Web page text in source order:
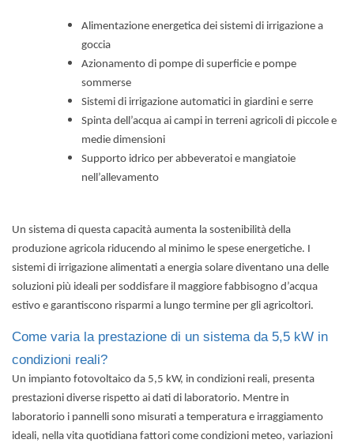
Alimentazione energetica dei sistemi di irrigazione a
goccia
Azionamento di pompe di superficie e pompe
sommerse
Sistemi di irrigazione automatici in giardini e serre
Spinta dell’acqua ai campi in terreni agricoli di piccole e
medie dimensioni
Supporto idrico per abbeveratoi e mangiatoie
nell’allevamento
Un sistema di questa capacità aumenta la sostenibilità della
produzione agricola riducendo al minimo le spese energetiche. I
sistemi di irrigazione alimentati a energia solare diventano una delle
soluzioni più ideali per soddisfare il maggiore fabbisogno d’acqua
estivo e garantiscono risparmi a lungo termine per gli agricoltori.
Come varia la prestazione di un sistema da 5,5 kW in
condizioni reali?
Un impianto fotovoltaico da 5,5 kW, in condizioni reali, presenta
prestazioni diverse rispetto ai dati di laboratorio. Mentre in
laboratorio i pannelli sono misurati a temperatura e irraggiamento
ideali, nella vita quotidiana fattori come condizioni meteo, variazioni